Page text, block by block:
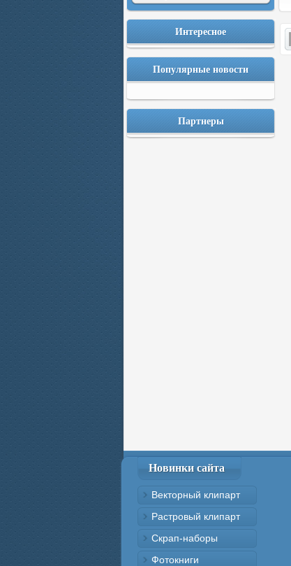
Интересное
Популярные новости
Партнеры
Новинки сайта
Векторный клипарт
Растровый клипарт
Скрап-наборы
Фотокниги